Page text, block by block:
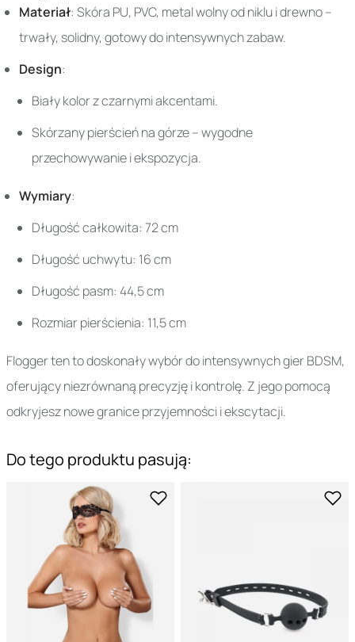
Materiał: Skóra PU, PVC, metal wolny od niklu i drewno –
trwały, solidny, gotowy do intensywnych zabaw.
Design:
Biały kolor z czarnymi akcentami.
Skórzany pierścień na górze – wygodne
przechowywanie i ekspozycja.
Wymiary:
Długość całkowita: 72 cm
Długość uchwytu: 16 cm
Długość pasm: 44,5 cm
Rozmiar pierścienia: 11,5 cm
Flogger ten to doskonały wybór do intensywnych gier BDSM,
oferujący niezrównaną precyzję i kontrolę. Z jego pomocą
odkryjesz nowe granice przyjemności i ekscytacji.
Do tego produktu pasują: